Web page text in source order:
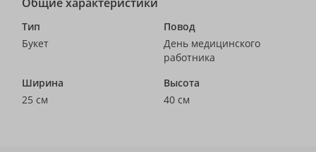
Тип
Букет
Повод
День медицинского
работника
Ширина
25 см
Высота
40 см